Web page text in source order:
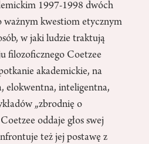
1997-1998 dwóch
ważnym kwestiom etycznym
w jaki ludzie traktują
filozoficznego Coetzee
akademickie, na
elokwentna, inteligentna,
„zbrodnię o
oddaje głos swej
też jej postawę z